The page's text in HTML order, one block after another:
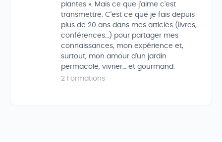
plantes ». Mais ce que j'aime c'est
transmettre. C'est ce que je fais depuis
plus de 20 ans dans mes articles (livres,
conférences…) pour partager mes
connaissances, mon expérience et,
surtout, mon amour d'un jardin
permacole, vivrier… et gourmand.
2 Formations